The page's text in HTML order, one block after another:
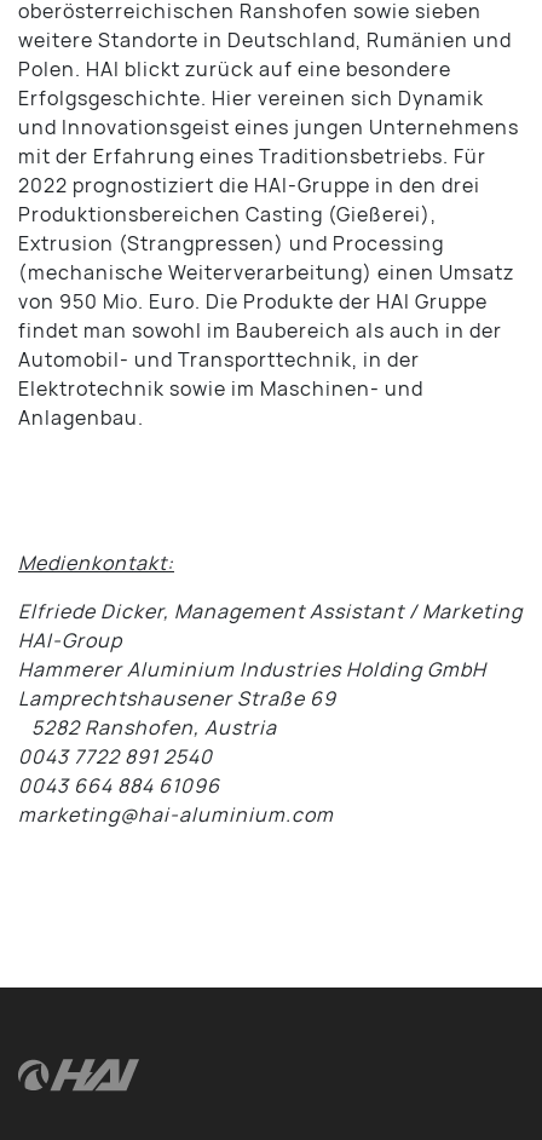
oberösterreichischen Ranshofen sowie sieben
weitere Standorte in Deutschland, Rumänien und
Polen. HAI blickt zurück auf eine besondere
Erfolgsgeschichte. Hier vereinen sich Dynamik
und Innovationsgeist eines jungen Unternehmens
mit der Erfahrung eines Traditionsbetriebs. Für
2022 prognostiziert die HAI-Gruppe in den drei
Produktionsbereichen Casting (Gießerei),
Extrusion (Strangpressen) und Processing
(mechanische Weiterverarbeitung) einen Umsatz
von 950 Mio. Euro. Die Produkte der HAI Gruppe
findet man sowohl im Baubereich als auch in der
Automobil- und Transporttechnik, in der
Elektrotechnik sowie im Maschinen- und
Anlagenbau.
Medienkontakt:
Elfriede Dicker, Management Assistant / Marketing
HAI-Group
Hammerer Aluminium Industries Holding GmbH
Lamprechtshausener Straße 69
5282 Ranshofen, Austria
0043 7722 891 2540
0043 664 884 61096
marketing@hai-aluminium.com